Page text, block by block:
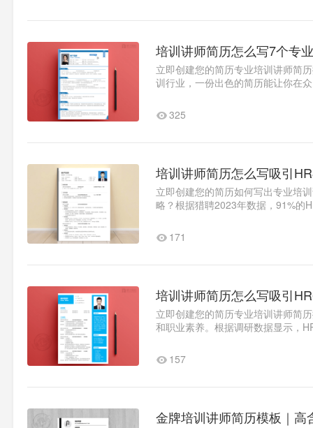
培训讲师简历怎么写7个专
立即创建您的简历专业培训讲师简
训行业，一份出色的简历能让你在
325
培训讲师简历怎么写吸引
立即创建您的简历如何写出专业培
略？根据猎聘2023年数据，91%的
171
培训讲师简历怎么写吸引
立即创建您的简历专业培训讲师简
和职业素养。根据调研数据显示，
157
金牌培训讲师简历模板｜高